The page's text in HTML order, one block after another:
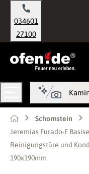
springen
034601
27100
Schornstein
Jeremias Furado-F
Reinigungstüre und
190x190mm